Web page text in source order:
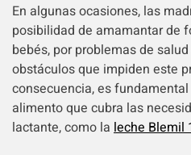
En algunas ocasiones, las
posibilidad de amamantar de
bebés, por problemas de
obstáculos que impiden este
consecuencia, es
alimento que cubra las
lactante, como la leche Blemil